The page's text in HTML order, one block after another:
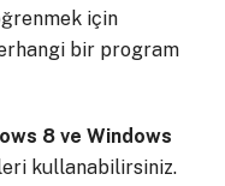
için
bir program
8 ve Windows
kullanabilirsiniz.